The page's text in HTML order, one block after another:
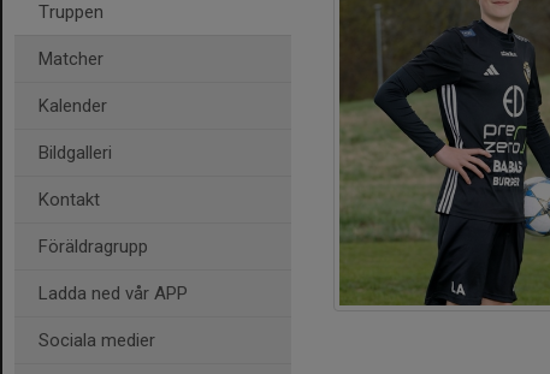
Truppen
Matcher
Kalender
Bildgalleri
Kontakt
Föräldragrupp
Ladda ned vår APP
Sociala medier